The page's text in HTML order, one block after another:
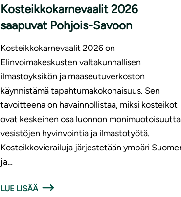
Kosteikkokarnevaalit 2026
saapuvat Pohjois-Savoon
Kosteikkokarnevaalit 2026 on
Elinvoimakeskusten valtakunnallisen
ilmastoyksikön ja maaseutuverkoston
käynnistämä tapahtumakokonaisuus. Sen
tavoitteena on havainnollistaa, miksi kosteikot
ovat keskeinen osa luonnon
vesistöjen hyvinvointia ja ilmastotyötä.
Kosteikkovierailuja järjestetään ympäri
ja…
LUE LISÄÄ